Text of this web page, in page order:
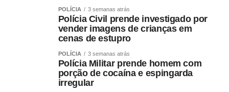
negociação envolvendo recursos públicos destinados ao
acordo com a Oi.
Entre os crimes investigados estão: *organização
criminosa, peculato, lavagem de dinheiro, crimes contra o
Sistema Financeiro Nacional e uso de informação
POLÍCIA 3 semanas atrás
Polícia Civil prende investigado por
vender imagens de crianças em
cenas de estupro
POLÍCIA 3 semanas atrás
Polícia Militar prende homem com
porção de cocaína e espingarda
irregular